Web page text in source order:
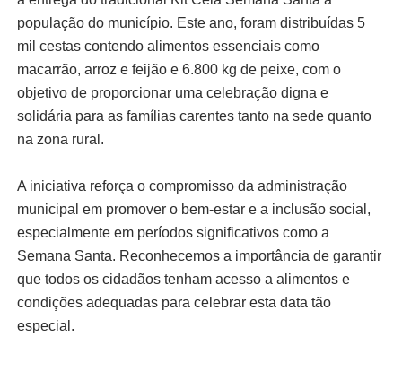
população do município. Este ano, foram distribuídas 5
mil cestas contendo alimentos essenciais como
macarrão, arroz e feijão e 6.800 kg de peixe, com o
objetivo de proporcionar uma celebração digna e
solidária para as famílias carentes tanto na sede quanto
na zona rural.
A iniciativa reforça o compromisso da administração
municipal em promover o bem-estar e a inclusão social,
especialmente em períodos significativos como a
Semana Santa. Reconhecemos a importância de garantir
que todos os cidadãos tenham acesso a alimentos e
condições adequadas para celebrar esta data tão
especial.